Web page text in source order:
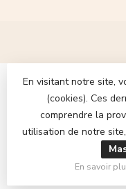
© Copyright 2026 Le
En visitant notre site,
(cookies). Ces
comprendre la
utilisation de notre
En savoir